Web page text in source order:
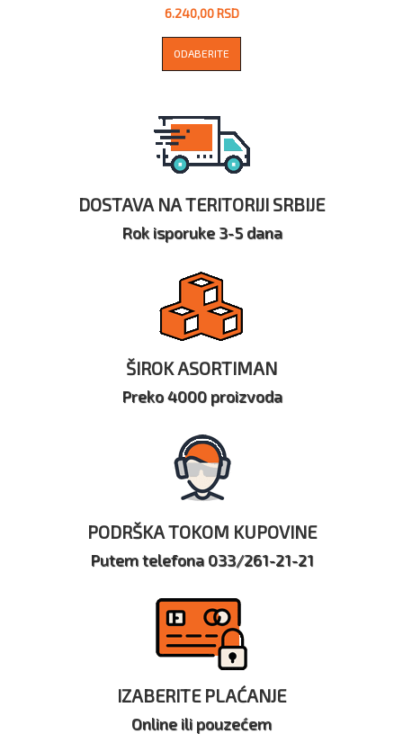
6.240,00 RSD
ODABERITE
DOSTAVA NA TERITORIJI SRBIJE
Rok isporuke 3-5 dana
ŠIROK ASORTIMAN
Preko 4000 proizvoda
PODRŠKA TOKOM KUPOVINE
Putem telefona 033/261-21-21
IZABERITE PLAĆANJE
Online ili pouzećem